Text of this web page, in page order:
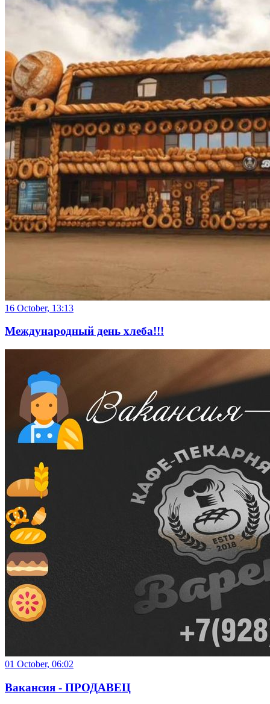
16 October, 13:13
Международный день хлеба!!!
01 October, 06:02
Вакансия - ПРОДАВЕЦ